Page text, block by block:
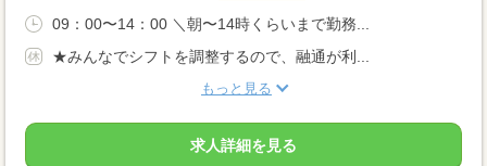
09：00〜14：00 ＼朝〜14時くらいまで勤務...
★みんなでシフトを調整するので、融通が利...
もっと見る
求人詳細を見る